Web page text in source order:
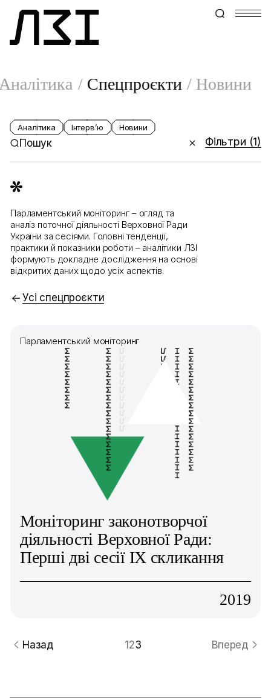
Спецпроєкти Новини
Аналітика Інтервʼю Новини
Пошук Фільтри (1)
Парламентський моніторинг – огляд та
аналіз поточної діяльності Верховної Ради
України за сесіями. Головні тенденції,
практики й показники роботи – аналітики ЛЗІ
формують докладне дослідження на основі
відкритих даних щодо усіх аспектів.
Усі спецпроєкти
Парламентський моніторинг
Моніторинг законотворчої
діяльності Верховної Ради:
Перші дві сесії ІХ скликання
2019
Назад 123 Вперед